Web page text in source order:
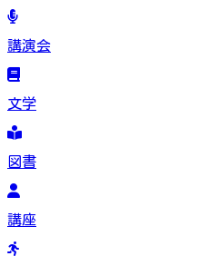
講演会
文学
図書
講座